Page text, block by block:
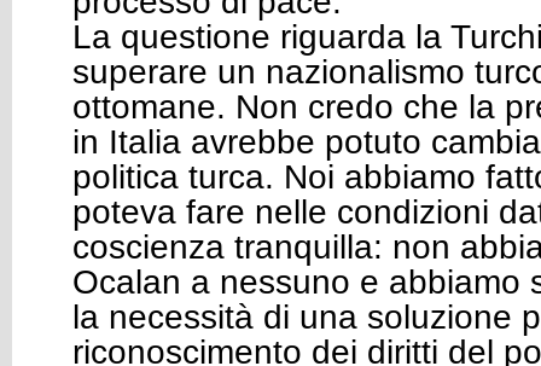
La questione riguarda la
superare un nazionalismo
ottomane. Non credo che la
in Italia avrebbe potuto
politica turca. Noi abbiamo
poteva fare nelle condizioni
coscienza tranquilla: non
Ocalan a nessuno e abbiamo
la necessità di una soluzione
riconoscimento dei diritti del